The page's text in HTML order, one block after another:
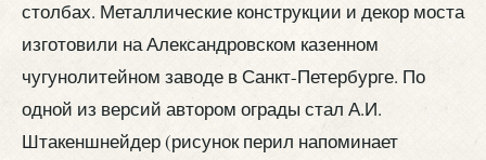
столбах. Металлические конструкции и декор моста
изготовили на Александровском казенном
чугунолитейном заводе в Санкт-Петербурге. По
одной из версий автором ограды стал А.И.
Штакеншнейдер (рисунок перил напоминает